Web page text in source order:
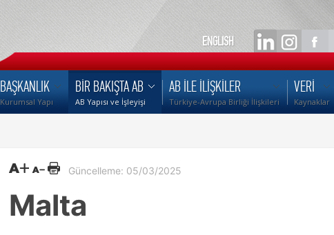
ENGLISH
BAŞKANLIK
Kurumsal Yapı
BİR BAKIŞTA AB
AB Yapısı ve İşleyişi
AB İLE İLİŞKİLER
Türkiye-Avrupa Birliği İlişkileri
VERİ
Kaynaklar
Güncelleme: 05/03/2025
Malta